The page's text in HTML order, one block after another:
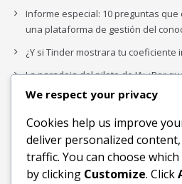
Informe especial: 10 preguntas
una plataforma de gestión del
¿Y si Tinder mostrara tu coeficiente
La paradoja del piloto de IA: ¿Por
complejidad de la IA empresarial?
Los organigramas de marketing se
IA acaba de dejarlos obsoletos.
Buscar
We respect your privacy
Cookies help us improve
deliver personalized
traffic. You can choose
by clicking Customize. Click